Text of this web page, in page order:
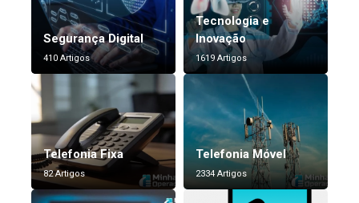
Segurança Digital
410 Artigos
Tecnologia e
Inovação
1619 Artigos
Telefonia Fixa
82 Artigos
Telefonia Móvel
2334 Artigos